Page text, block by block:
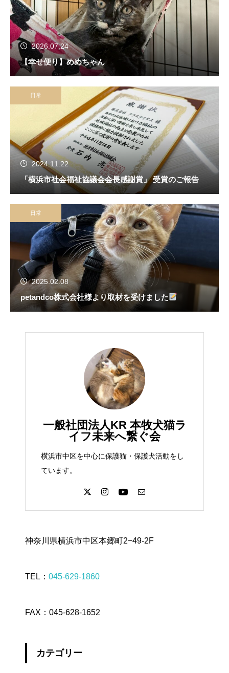
2026.07.24
【幸せ便り】めめちゃん
日常
2024.11.22
「横浜市社会福祉協議会会長感謝賞」 受賞のご報告
日常
2025.02.08
petandco株式会社様より取材を受けました
一般社団法人KR 本牧犬猫ラ
イフ未来へ繋ぐ会
横浜市中区を中心に保護猫・保護犬活動をし
ています。
神奈川県横浜市中区本郷町2−49-2F
TEL： 045-629-1860
FAX：045-628-1652
カテゴリー